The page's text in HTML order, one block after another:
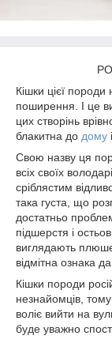
Кішки цієї
поширення. І це
цих створінь
блакитна до дому
Свою назву ця
всіх своїх
сріблястим
така густа, що
достатньо
підшерстя і
виглядають
відмітна ознака
Кішки породи
незнайомців,
воліє вийти на
буде уважно